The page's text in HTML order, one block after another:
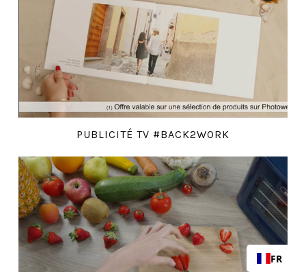
PUBLICITÉ TV #BACK2WORK
FR